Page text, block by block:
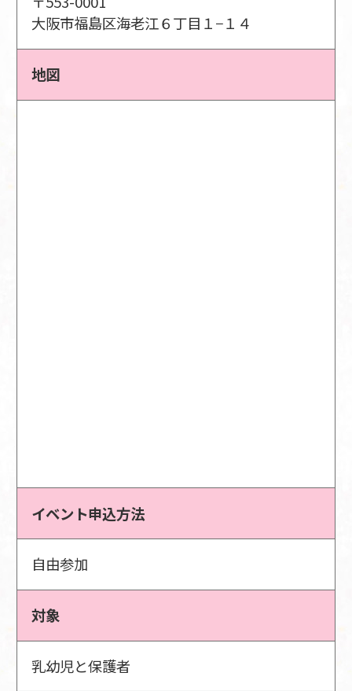
大阪市福島区海老江６丁目１−１４
地図
イベント申込方法
自由参加
対象
乳幼児と保護者